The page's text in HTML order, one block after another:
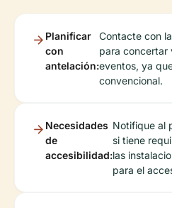
Planificar
con
antelación:
Contacte con
para concertar
eventos, ya
convencional.
Necesidades
de
accesibilidad:
Notifique al
si tiene
las
para el